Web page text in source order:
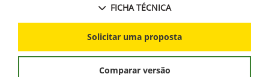
FICHA TÉCNICA
Solicitar uma proposta
Comparar versão